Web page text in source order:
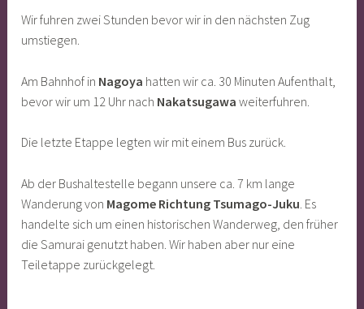
Wir fuhren zwei Stunden bevor wir in den nächsten Zug
umstiegen.
Am Bahnhof in Nagoya hatten wir ca. 30 Minuten Aufenthalt,
bevor wir um 12 Uhr nach Nakatsugawa weiterfuhren.
Die letzte Etappe legten wir mit einem Bus zurück.
Ab der Bushaltestelle begann unsere ca. 7 km lange
Wanderung von Magome Richtung Tsumago-Juku . Es
handelte sich um einen historischen Wanderweg, den früher
die Samurai genutzt haben. Wir haben aber nur eine
Teiletappe zurückgelegt.